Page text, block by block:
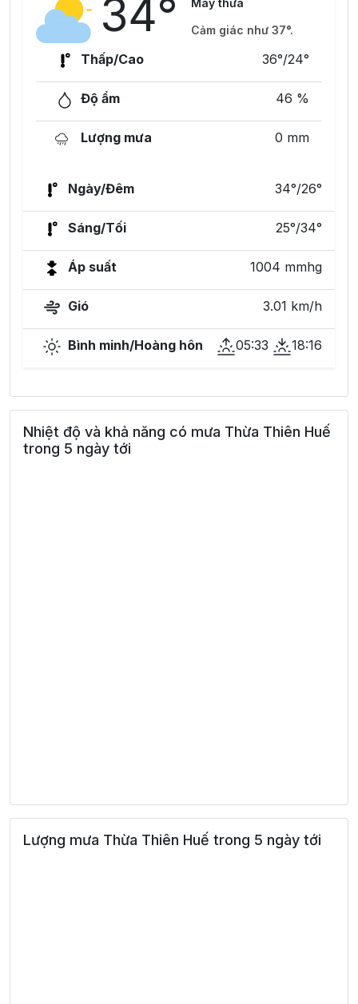
34°
Mây thưa
Cảm giác như 37°.
Thấp/Cao 36°/24°
Độ ẩm 46 %
Lượng mưa 0 mm
Ngày/Đêm 34°/26°
Sáng/Tối 25°/34°
Áp suất 1004 mmhg
Gió 3.01 km/h
Bình minh/Hoàng hôn 05:33 18:16
Nhiệt độ và khả năng có mưa Thừa Thiên Huế
trong 5 ngày tới
Lượng mưa Thừa Thiên Huế trong 5 ngày tới